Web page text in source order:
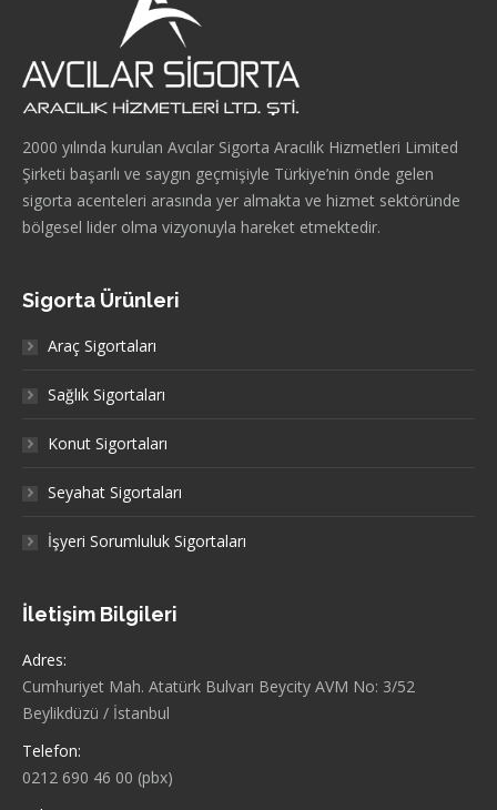
2000 yılında kurulan Avcılar Sigorta Aracılık Hizmetleri Limited
Şirketi başarılı ve saygın geçmişiyle Türkiye’nin önde gelen
sigorta acenteleri arasında yer almakta ve hizmet sektöründe
bölgesel lider olma vizyonuyla hareket etmektedir.
Sigorta Ürünleri
Araç Sigortaları
Sağlık Sigortaları
Konut Sigortaları
Seyahat Sigortaları
İşyeri Sorumluluk Sigortaları
İletişim Bilgileri
Adres:
Cumhuriyet Mah. Atatürk Bulvarı Beycity AVM No: 3/52
Beylikdüzü / İstanbul
Telefon:
0212 690 46 00 (pbx)